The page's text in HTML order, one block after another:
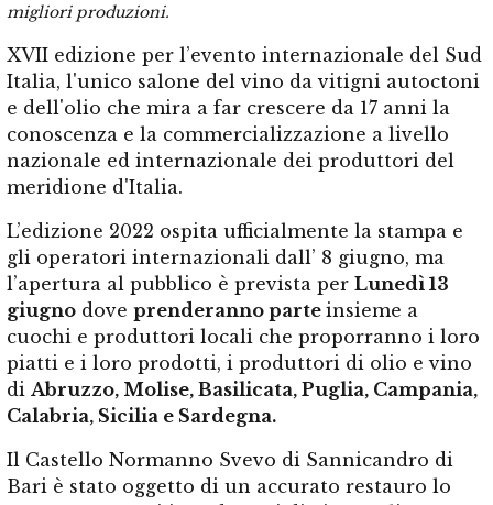
migliori produzioni.
XVII edizione per l’evento internazionale del Sud
Italia, l'unico salone del vino da vitigni autoctoni
e dell'olio che mira a far crescere da 17 anni la
conoscenza e la commercializzazione a livello
nazionale ed internazionale dei produttori del
meridione d'Italia.
L’edizione 2022 ospita ufficialmente la stampa e
gli operatori internazionali dall’ 8 giugno, ma
l’apertura al pubblico è prevista per Lunedì 13
giugno dove prenderanno parte insieme a
cuochi e produttori locali che proporranno i loro
piatti e i loro prodotti, i produttori di olio e vino
di Abruzzo, Molise, Basilicata, Puglia, Campania,
Calabria, Sicilia e Sardegna.
Il Castello Normanno Svevo di Sannicandro di
Bari è stato oggetto di un accurato restauro lo